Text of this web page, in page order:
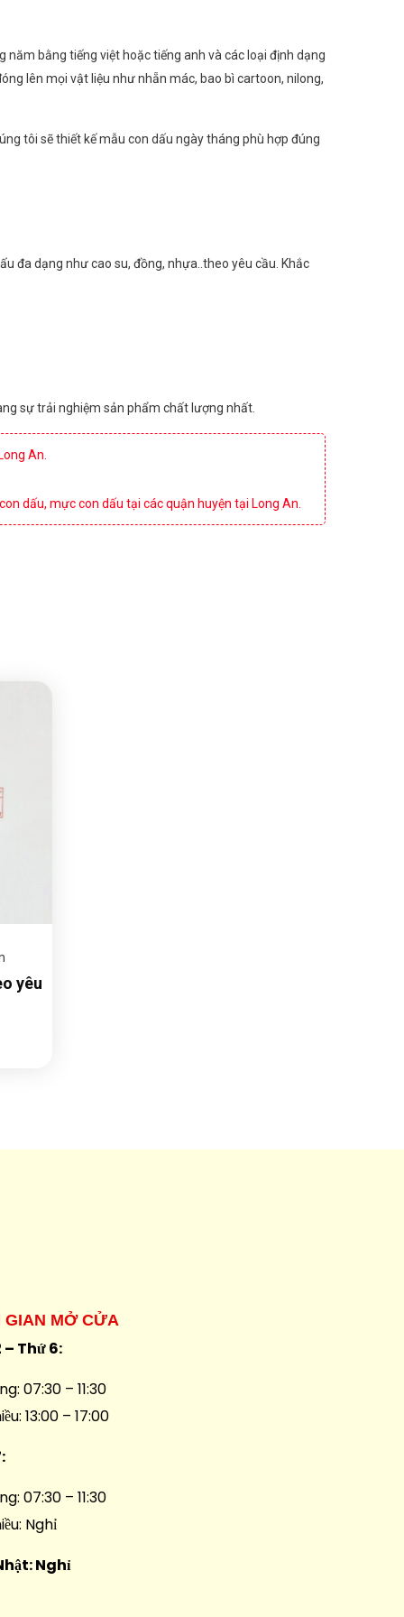
bằng tiếng việt hoặc tiếng anh và các loại định dạng
lên mọi vật liệu như nhẵn mác, bao bì cartoon, nilong,
tôi sẽ thiết kế mẫu con dấu ngày tháng phù hợp đúng
đa dạng như cao su, đồng, nhựa..theo yêu cầu. Khắc
sự trải nghiệm sản phẩm chất lượng nhất.
An.
dấu, mực con dấu tại các quận huyện tại Long An.
yêu
GIAN MỞ CỬA
– Thứ 6:
07:30 – 11:30
13:00 – 17:00
07:30 – 11:30
Nghỉ
Nghỉ